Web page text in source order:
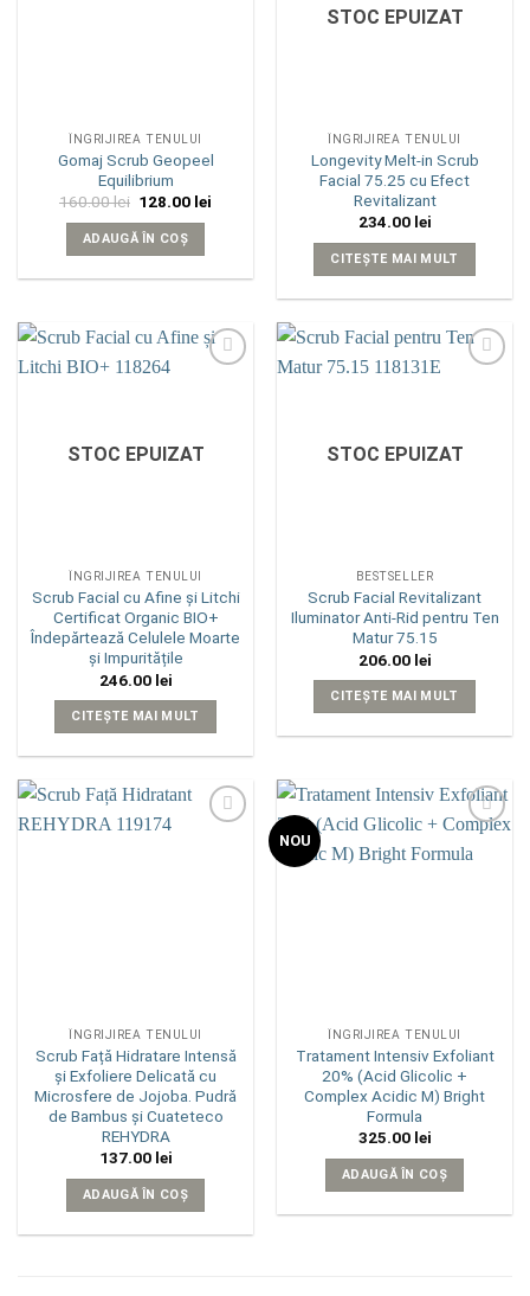
ÎNGRIJIREA TENULUI
Gomaj Scrub Geopeel
Equilibrium
160.00lei Prețul
a
fost:
160.00 lei.
128.00 lei
ADAUGĂ ÎN COȘ
STOC EPUIZAT
ÎNGRIJIREA TENULUI
Longevity Melt-in Scrub
Facial 75.25 cu Efect
Revitalizant
234.00 lei
CITEȘTE MAI MULT
STOC EPUIZAT
ÎNGRIJIREA TENULUI
Scrub Facial cu Afine și Litchi
Certificat Organic BIO+
Îndepărtează Celulele Moarte
și Impuritățile
246.00 lei
CITEȘTE MAI MULT
STOC EPUIZAT
BESTSELLER
Scrub Facial Revitalizant
Iluminator Anti-Rid pentru Ten
Matur 75.15
206.00 lei
CITEȘTE MAI MULT
ÎNGRIJIREA TENULUI
Scrub Față Hidratare Intensă
și Exfoliere Delicată cu
Microsfere de Jojoba. Pudră
de Bambus și Cuateteco
REHYDRA
137.00 lei
ADAUGĂ ÎN COȘ
NOU
Add to
wishlist
ÎNGRIJIREA TENULUI
Tratament Intensiv Exfoliant
20% (Acid Glicolic +
Complex Acidic M) Bright
Formula
325.00 lei
ADAUGĂ ÎN COȘ